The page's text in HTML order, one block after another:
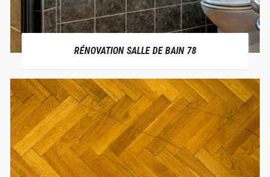
RÉNOVATION SALLE DE BAIN 78